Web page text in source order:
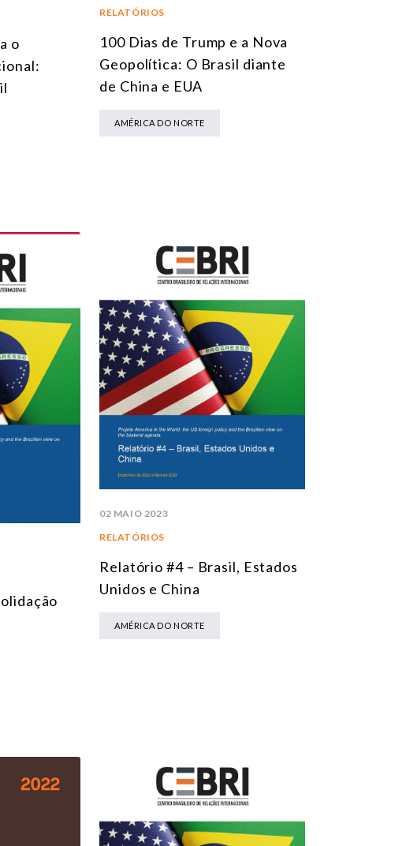
o
RELATÓRIOS
100 Dias de Trump e a Nova
Geopolítica: O Brasil diante
de China e EUA
AMÉRICA DO NORTE
02 MAIO 2023
RELATÓRIOS
Relatório #4 – Brasil, Estados
Unidos e China
AMÉRICA DO NORTE